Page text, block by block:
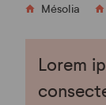
Mésolia
Lorem